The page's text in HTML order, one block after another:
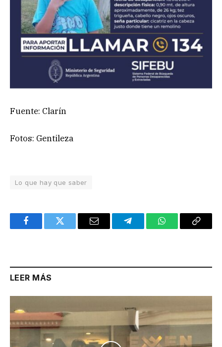
Fuente: Clarín
Fotos: Gentileza
Lo que hay que saber
FacebookTwitter Email TelegramWhatsAppCopy
LEER MÁS